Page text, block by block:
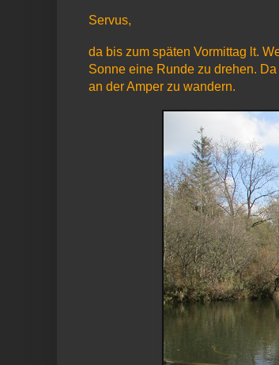
Servus,
da bis zum späten Vormittag lt.
Sonne eine Runde zu drehen.
an der Amper zu wandern.